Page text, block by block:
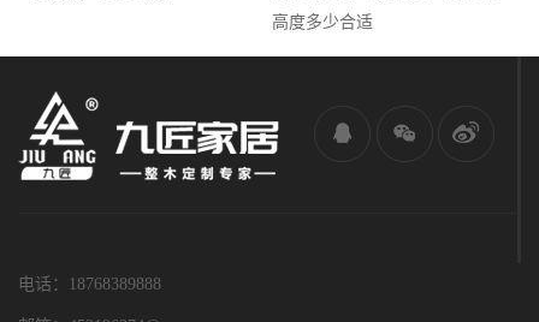
高度多少合适
电话：18768389888